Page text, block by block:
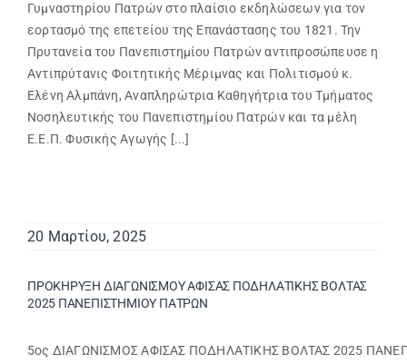
Γυμναστηρίου Πατρών στο πλαίσιο εκδηλώσεων για τον
εορτασμό της επετείου της Επανάστασης του 1821. Την
Πρυτανεία του Πανεπιστημίου Πατρών αντιπροσώπευσε η
Αντιπρύτανις Φοιτητικής Μέριμνας και Πολιτισμού κ.
Ελένη Αλμπάνη, Αναπληρώτρια Καθηγήτρια του Τμήματος
Νοσηλευτικής του Πανεπιστημίου Πατρών και τα μέλη
Ε.Ε.Π. Φυσικής Αγωγής [...]
20 Μαρτίου, 2025
ΠΡΟΚΗΡΥΞΗ ΔΙΑΓΩΝΙΣΜΟΥ ΑΦΙΣΑΣ ΠΟΔΗΛΑΤΙΚΗΣ ΒΟΛΤΑΣ
2025 ΠΑΝΕΠΙΣΤΗΜΙΟΥ ΠΑΤΡΩΝ
5ος ΔΙΑΓΩΝΙΣΜΟΣ ΑΦΙΣΑΣ ΠΟΔΗΛΑΤΙΚΗΣ ΒΟΛΤΑΣ 2025